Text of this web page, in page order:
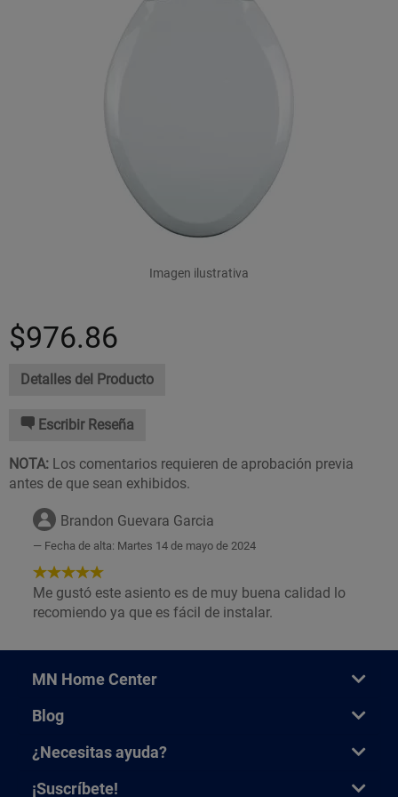
Imagen ilustrativa
$976.86
Detalles del Producto
Escribir Reseña
NOTA: Los comentarios requieren de aprobación previa
antes de que sean exhibidos.
Brandon Guevara Garcia
Fecha de alta: Martes 14 de mayo de 2024
5
de
5
Me gustó este asiento es de muy buena calidad lo
recomiendo ya que es fácil de instalar.
MN Home Center
Blog
¿Necesitas ayuda?
¡Suscríbete!